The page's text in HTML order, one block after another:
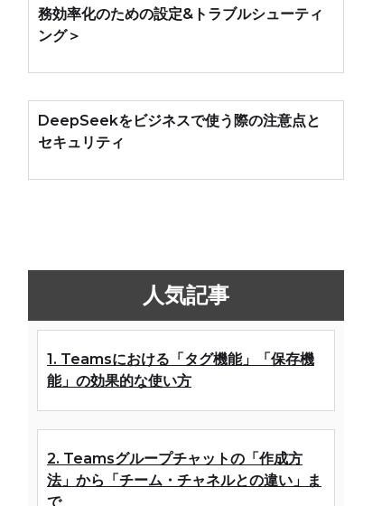
務効率化のための設定&トラブルシューティ
ング＞
DeepSeekをビジネスで使う際の注意点と
セキュリティ
人気記事
1. Teamsにおける「タグ機能」「保存機
能」の効果的な使い方
2. Teamsグループチャットの「作成方
法」から「チーム・チャネルとの違い」ま
で